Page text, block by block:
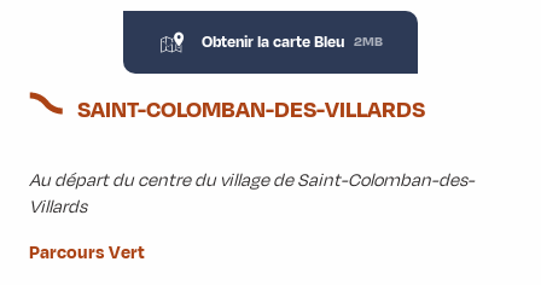
Obtenir la carte Bleu 2MB
SAINT-COLOMBAN-DES-VILLARDS
Au départ du centre du village de Saint-Colomban-des-
Villards
Parcours Vert